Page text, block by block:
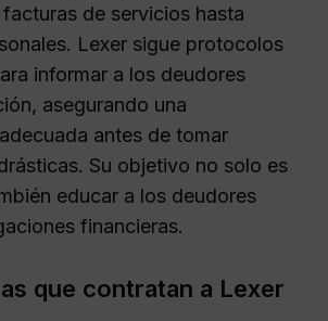
de servicios hasta
Lexer sigue protocolos
informar a los deudores
asegurando una
antes de tomar
Su objetivo no solo es
educar a los deudores
financieras.
que contratan a Lexer